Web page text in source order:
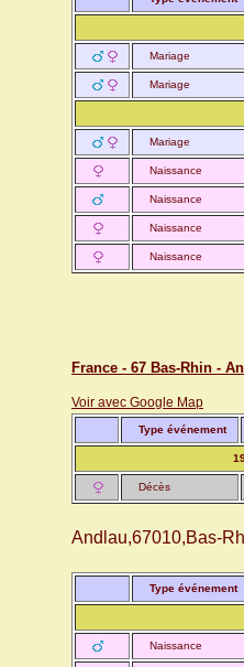
Mariage
Mariage
Mariage
Naissance
Naissance
Naissance
Naissance
France - 67 Bas-Rhin -
Voir avec Google Map
Type événement
Décès
Andlau,67010,Bas-
Type événement
Naissance